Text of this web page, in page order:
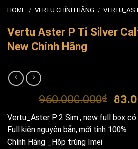
HOME / VERTU CHÍNH HÃNG /
Vertu Aster P Ti Silver
New Chính Hãng
960.000.000₫
price
was:
Vertu_Aster P 2 Sim , new full box có
Full kiện nguyên bản, mới tinh 100%
Chính Hãng _Hộp trùng Imei